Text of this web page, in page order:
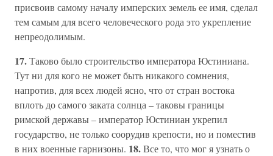
присвоив самому началу имперских земель ее имя, сделал
тем самым для всего человеческого рода это укрепление
непреодолимым.
17.Таково было строительство императора Юстиниана.
Тут ни для кого не может быть никакого сомнения,
напротив, для всех людей ясно, что от стран востока
вплоть до самого заката солнца – таковы границы
римской державы – император Юстиниан укрепил
государство, не только соорудив крепости, но и поместив
в них военные гарнизоны. 18.Все то, что мог я узнать о